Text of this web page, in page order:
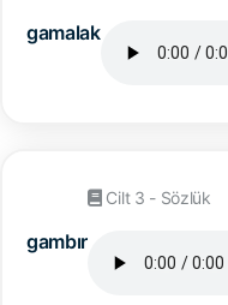
gamalak
gambır
Cilt 3 - Sözlük